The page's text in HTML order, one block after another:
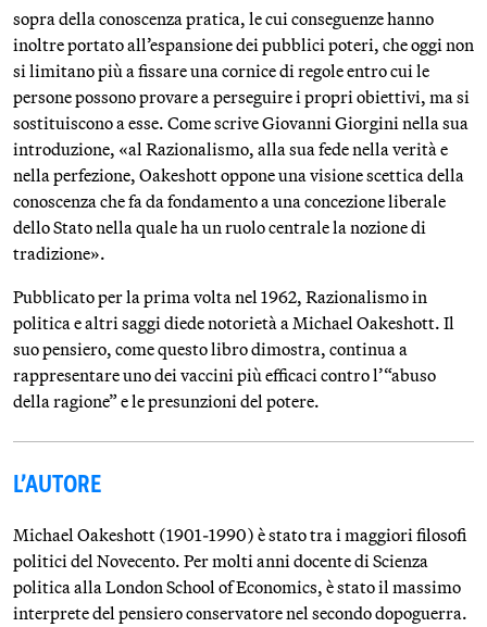
sopra della conoscenza pratica, le cui conseguenze hanno
inoltre portato all’espansione dei pubblici poteri, che oggi non
si limitano più a fissare una cornice di regole entro cui le
persone possono provare a perseguire i propri obiettivi, ma si
sostituiscono a esse. Come scrive Giovanni Giorgini nella sua
introduzione, «al Razionalismo, alla sua fede nella verità e
nella perfezione, Oakeshott oppone una visione scettica della
conoscenza che fa da fondamento a una concezione liberale
dello Stato nella quale ha un ruolo centrale la nozione di
tradizione».
Pubblicato per la prima volta nel 1962, Razionalismo in
politica e altri saggi diede notorietà a Michael Oakeshott. Il
suo pensiero, come questo libro dimostra, continua a
rappresentare uno dei vaccini più efficaci contro l’“abuso
della ragione” e le presunzioni del potere.
L’AUTORE
Michael Oakeshott (1901-1990) è stato tra i maggiori filosofi
politici del Novecento. Per molti anni docente di Scienza
politica alla London School of Economics, è stato il massimo
interprete del pensiero conservatore nel secondo dopoguerra.